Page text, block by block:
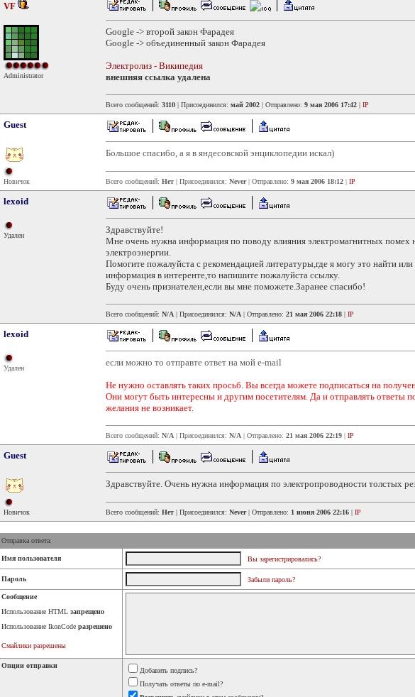
VF
Administrator
Google -> второй закон Фарадея
Google -> объединенный закон Фарадея
Электролиз - Википедия
внешняя ссылка удалена
Всего сообщений: 3110 | Присоединился: май 2002 | Отправлено: 9 мая 2006 17:42 | IP
Guest
Новичок
Большое спасибо, а я в яндесовской энциклопедии искал)
Всего сообщений: Нет | Присоединился: Never| Отправлено: 9 мая 2006 18:12 | IP
lexoid
Удален
Здравствуйте!
Мне очень нужна информация по поводу влияния электромагнитных помех
электроэнергии.
Помогите пожалуйста с рекомендацией литературы,где я могу это найти или
информация в интеренте,то напишите пожалуйста ссылку.
Буду очень признателен,если вы мне поможете.Заранее спасибо!
Всего сообщений: N/A | Присоединился: N/A | Отправлено: 21 мая 2006 22:18 | IP
lexoid
Удален
если можно то отправте ответ на мой e-mail
Не нужно оставлять таких просьб. Вы всегда можете подписаться на
Они могут быть интересны и другим посетителям. Да и отправлять ответы
желания не возникает.
Всего сообщений: N/A | Присоединился: N/A | Отправлено: 21 мая 2006 22:19 | IP
Guest
Новичок
Здравствуйте. Очень нужна информация по электропроводности толстых
Всего сообщений: Нет | Присоединился: Never| Отправлено: 1 июня 2006 22:16 | IP
Отправка ответа:
Имя пользователя Вы зарегистрировались?
Пароль Забыли пароль?
Сообщение
Использование HTML запрещено
Использование IkonCode разрешено
Смайлики разрешены
Опции отправки
Добавить подпись?
Получать ответы по e-mail?